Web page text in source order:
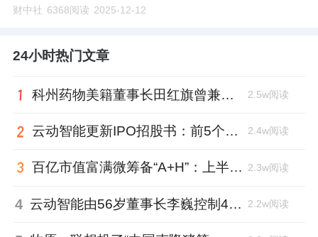
财中社 6368阅读 2025-12-12
24小时热门文章
科州药物美籍董事长田红旗曾兼职放射所，被问询核心技术是否清晰 2.5w阅读
云动智能更新IPO招股书：前5个月扭亏为盈，董事长李巍去年降薪近两成 2.4w阅读
百亿市值富满微筹备“A+H”：上半年净利大增353%，99年董秘、01年证代上位 2.3w阅读
4 云动智能由56岁董事长李巍控制48%投票权，曾任国家级创新中心首席科学家 2.2w阅读